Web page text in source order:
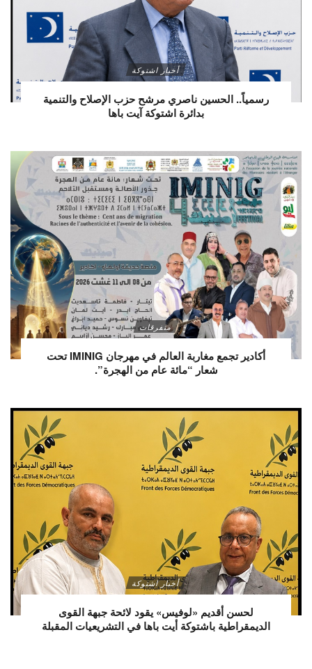
أخبار اشتوكة
رسمياً.. الحسين ناصري مرشح حزب الإصلاح والتنمية
بدائرة اشتوكة آيت باها
متفرقات
أكادير تجمع مغاربة العالم في مهرجان IMINIG تحت
شعار “مائة عام من الهجرة”.
أخبار اشتوكة
لحسن أقديم «لوفيس» يقود لائحة جبهة القوى
الديمقراطية باشتوكة أيت باها في التشريعيات المقبلة